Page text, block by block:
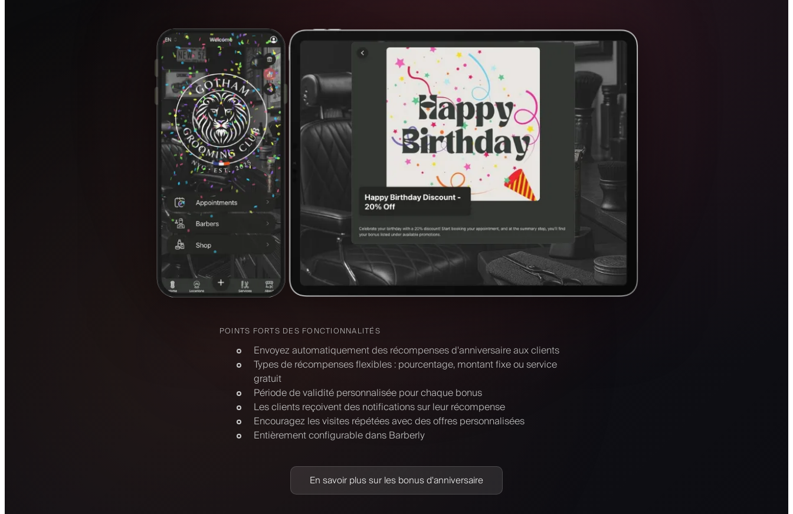
POINTS FORTS DES FONCTIONNALITÉS
Envoyez automatiquement des récompenses d'anniversaire aux clients
Types de récompenses flexibles : pourcentage, montant fixe ou service
gratuit
Période de validité personnalisée pour chaque bonus
Les clients reçoivent des notifications sur leur récompense
Encouragez les visites répétées avec des offres personnalisées
Entièrement configurable dans Barberly
En savoir plus sur les bonus d'anniversaire